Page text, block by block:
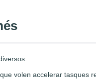
que volen accelerar tasques